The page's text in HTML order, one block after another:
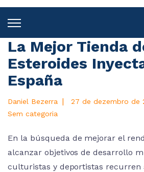
La Mejor Tienda
Esteroides
España
Daniel Bezerra | 27 de dezembro de
Sem categoria
En la búsqueda de mejorar el
alcanzar objetivos de desarrollo
culturistas y deportistas recurren